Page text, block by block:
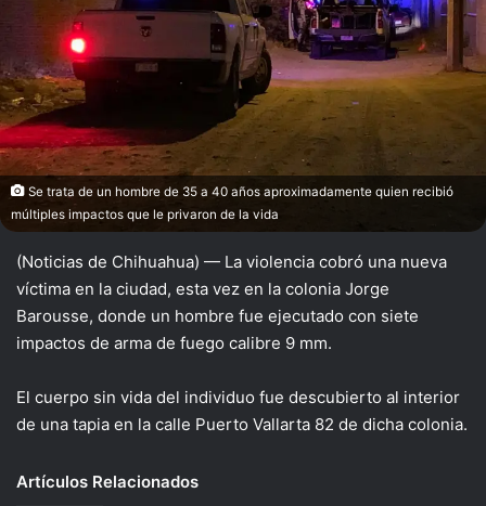
Se trata de un hombre de 35 a 40 años aproximadamente quien recibió
múltiples impactos que le privaron de la vida
(Noticias de Chihuahua) — La violencia cobró una nueva
víctima en la ciudad, esta vez en la colonia Jorge
Barousse, donde un hombre fue ejecutado con siete
impactos de arma de fuego calibre 9 mm.
El cuerpo sin vida del individuo fue descubierto al interior
de una tapia en la calle Puerto Vallarta 82 de dicha colonia.
Artículos Relacionados